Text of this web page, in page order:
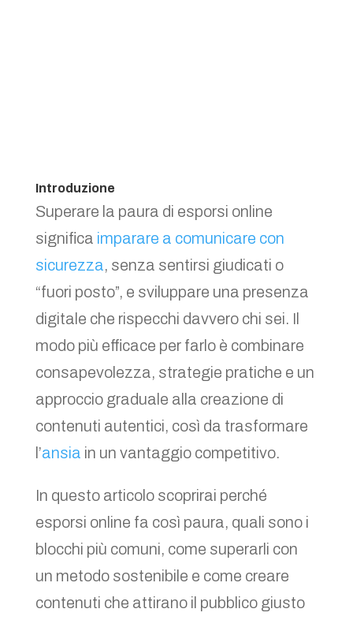
Introduzione
Superare la paura di esporsi online
significa imparare a comunicare con
sicurezza, senza sentirsi giudicati o
“fuori posto”, e sviluppare una presenza
digitale che rispecchi davvero chi sei. Il
modo più efficace per farlo è combinare
consapevolezza, strategie pratiche e un
approccio graduale alla creazione di
contenuti autentici, così da trasformare
l’ansia in un vantaggio competitivo.
In questo articolo scoprirai perché
esporsi online fa così paura, quali sono i
blocchi più comuni, come superarli con
un metodo sostenibile e come creare
contenuti che attirano il pubblico giusto